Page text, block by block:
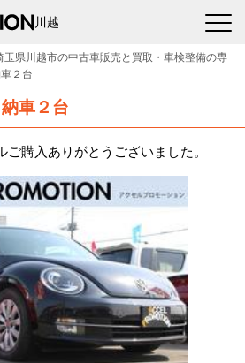
川越
県川越市の中古車販売と買取・車検整備の専
２台
車２台
購入ありがとうございました。